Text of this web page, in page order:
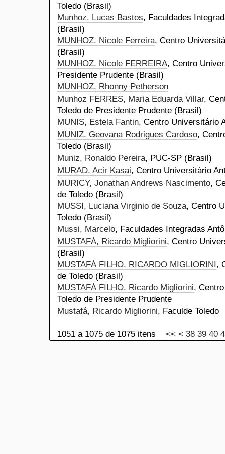
Toledo (Brasil)
Munhoz, Lucas Bastos, Faculdades
(Brasil)
MUNHOZ, Nicole Ferreira, Centro
(Brasil)
MUNHOZ, Nicole FERREIRA, Centro
Presidente Prudente (Brasil)
MUNHOZ, Rhonny Petherson
Munhoz FERRES, Maria Eduarda Villar,
Toledo de Presidente Prudente (Brasil)
MUNIS, Estela Fantin, Centro Universitário
MUNIZ, Geovana Rodrigues Cardoso,
Toledo (Brasil)
Muniz, Ronaldo Pereira, PUC-SP (Brasil)
MURAD, Acir Kasai, Centro Universitário
MURICY, Jonathan Andrews Nascimento,
de Toledo (Brasil)
MUSSI, Luciana Virginio de Souza, Centro
Toledo (Brasil)
Mussi, Marcelo, Faculdades Integradas
MUSTAFÁ, Ricardo Migliorini, Centro
(Brasil)
MUSTAFÁ FILHO, RICARDO MIGLIORINI,
de Toledo (Brasil)
MUSTAFÁ FILHO, Ricardo Migliorini,
Toledo de Presidente Prudente
Mustafá, Ricardo Migliorini, Faculde Toledo
1051 a 1075 de 1075 itens << < 38 39 40